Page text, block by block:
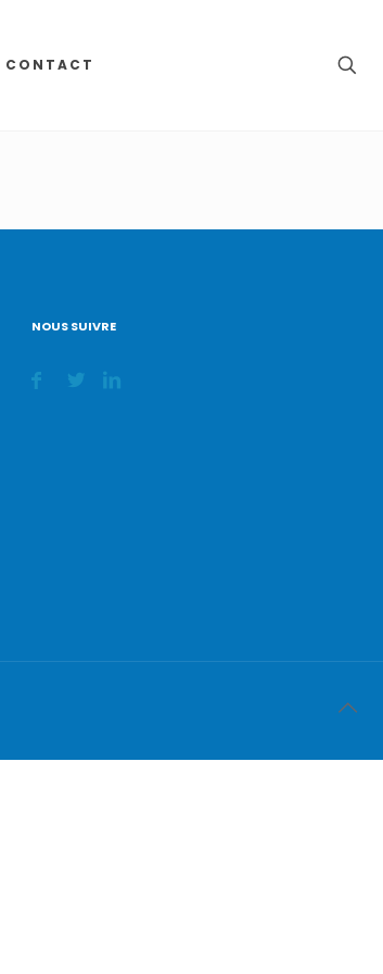
CONTACT
NOUS SUIVRE